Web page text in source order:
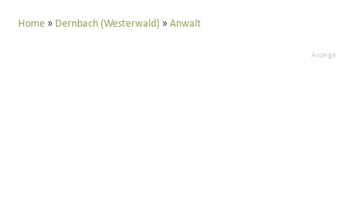
Home Dernbach (Westerwald) Anwalt
Anzeige